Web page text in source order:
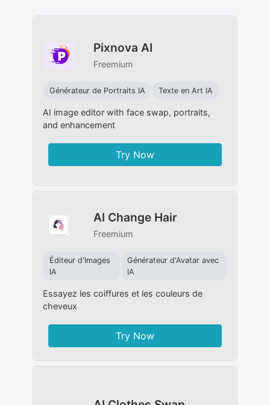
Pixnova AI
Freemium
Générateur de Portraits IA Texte en Art IA
AI image editor with face swap, portraits,
and enhancement
Try Now
AI Change Hair
Freemium
Éditeur d'Images
IA
Générateur d'Avatar avec
IA
Essayez les coiffures et les couleurs de
cheveux
Try Now